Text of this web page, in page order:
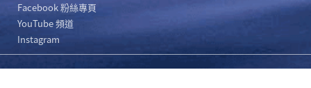
Facebook 粉絲專頁
YouTube 頻道
Instagram